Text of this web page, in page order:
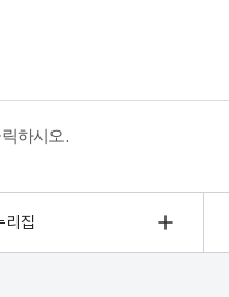
하시오.
리집